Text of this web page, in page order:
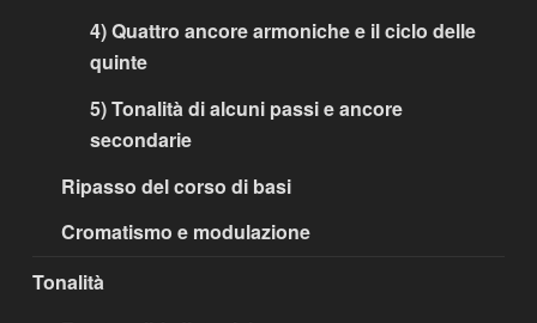
4) Quattro ancore armoniche e il ciclo delle
quinte
5) Tonalità di alcuni passi e ancore
secondarie
Ripasso del corso di basi
Cromatismo e modulazione
Tonalità